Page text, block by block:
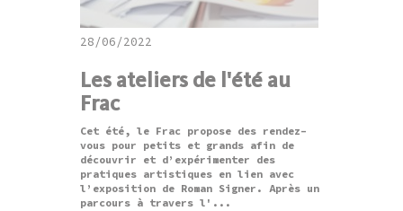
28/06/2022
Les ateliers de l'été au
Frac
Cet été, le Frac propose des rendez-
vous pour petits et grands afin de
découvrir et d’expérimenter des
pratiques artistiques en lien avec
l’exposition de Roman Signer. Après un
parcours à travers l'...